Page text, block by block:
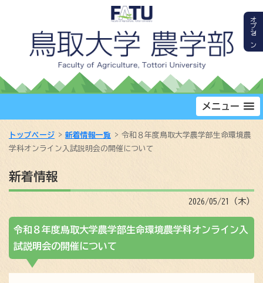
メニュー
トップページ 新着情報一覧
令和８年度鳥取大学農学部生命環境農
学科オンライン入試説明会の開催について
新着情報
2026/05/21（木）
令和８年度鳥取大学農学部生命環境農学科オンライン入
試説明会の開催について
オプション